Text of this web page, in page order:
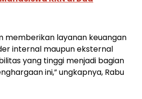
memberikan layanan keuangan
internal maupun eksternal
yang tinggi menjadi bagian
ini,” ungkapnya, Rabu